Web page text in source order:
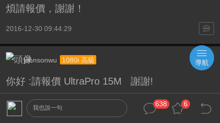
煩請報價，謝謝！
2016-12-30 09:44:29
111 F
johnsonwu 1080i 高級
你好 :請報價 UltraPro 15M 謝謝!
2016-12-30 10:27:39
我也說一句
638 6
導航